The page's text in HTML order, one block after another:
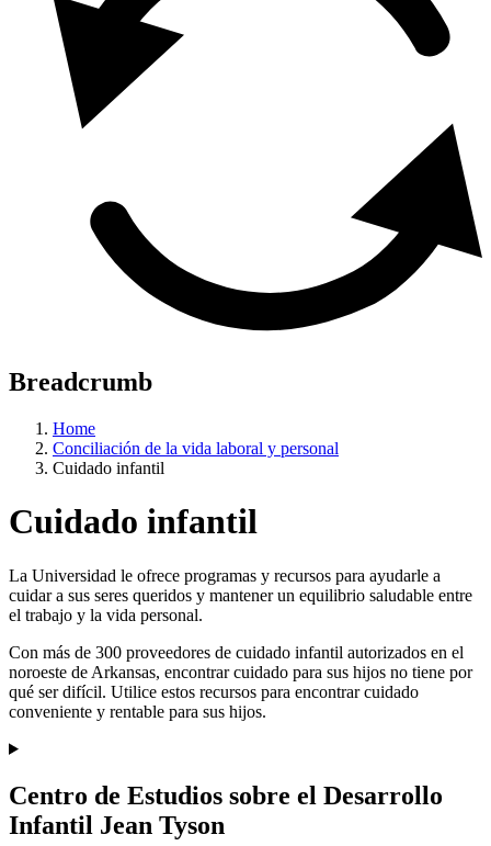
Breadcrumb
Home
Conciliación de la vida laboral y personal
Cuidado infantil
Cuidado infantil
La Universidad le ofrece programas y recursos para ayudarle a
cuidar a sus seres queridos y mantener un equilibrio saludable entre
el trabajo y la vida personal.
Con más de 300 proveedores de cuidado infantil autorizados en el
noroeste de Arkansas, encontrar cuidado para sus hijos no tiene por
qué ser difícil. Utilice estos recursos para encontrar cuidado
conveniente y rentable para sus hijos.
Centro de Estudios sobre el Desarrollo
Infantil Jean Tyson